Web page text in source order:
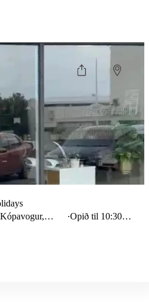
·Opið til 10:30